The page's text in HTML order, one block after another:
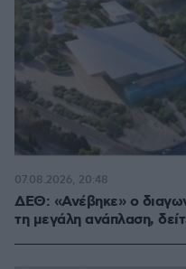
ΔΕΘ: «Ανέβηκε» ο
τη μεγάλη ανάπλαση,
07.08.2026, 20:48